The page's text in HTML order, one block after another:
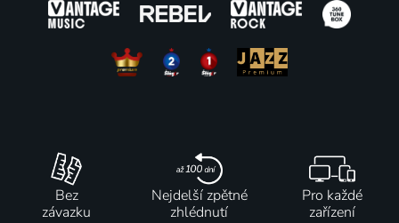
Bez
závazku
Nejdelší zpětné
zhlédnutí
Pro každé
zařízení